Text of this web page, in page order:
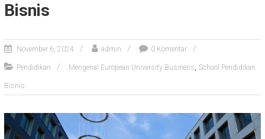
Bisnis
November 6, 2024 admin 0 Komentar
Pendidikan Mengenal European University Business, School Pendidikan
Bisnis